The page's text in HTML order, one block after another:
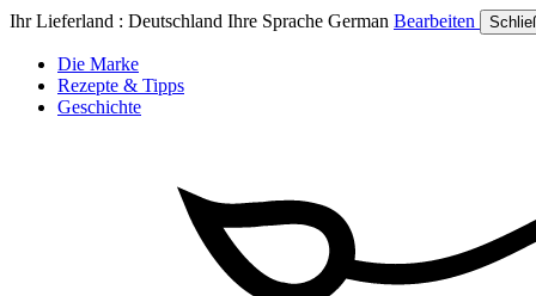
Ihr Lieferland : Deutschland Ihre Sprache German Bearbeiten
Die Marke
Rezepte & Tipps
Geschichte